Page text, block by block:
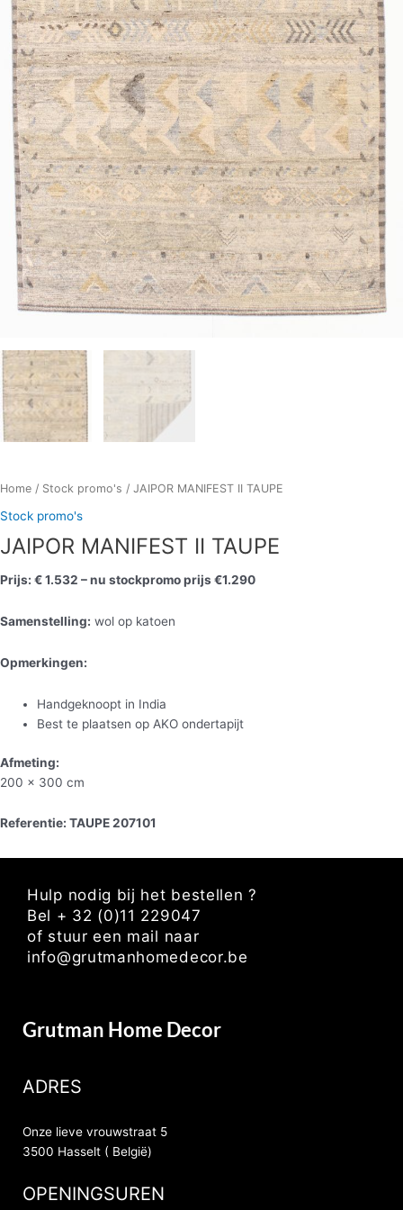
Home / Stock promo's / JAIPOR MANIFEST II TAUPE
Stock promo's
JAIPOR MANIFEST II TAUPE
Prijs: € 1.532 – nu stockpromo prijs €1.290
Samenstelling: wol op katoen
Opmerkingen:
Handgeknoopt in India
Best te plaatsen op AKO ondertapijt
Afmeting:
200 x 300 cm
Referentie: TAUPE 207101
Hulp nodig bij het bestellen ?
Bel + 32 (0)11 229047
of stuur een mail naar
info@grutmanhomedecor.be
Grutman Home Decor
ADRES
Onze lieve vrouwstraat 5
3500 Hasselt ( België)
OPENINGSUREN